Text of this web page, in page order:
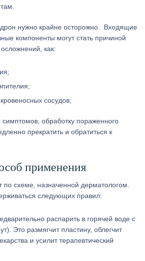
нужно крайне осторожно. Входящие
компоненты могут стать причиной
как:
сосудов;
обработку пораженного
прекратить и обратиться к
применения
схеме, назначенной дерматологом.
следующих правил:
распарить в горячей воде с
Это размягчит пластину, облегчит
и усилит терапевтический